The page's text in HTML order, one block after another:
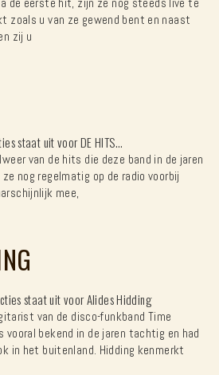
zoals u van ze gewend bent en naast
zij u
staat uitvoor DE HITS…
van de hits die deze band in de jaren
nog regelmatig op de radio voorbij
mee,
staat uitvoor Alides Hidding
van de disco-funkband Time
vooral bekend in de jaren tachtig en had
in het buitenland. Hidding kenmerkt